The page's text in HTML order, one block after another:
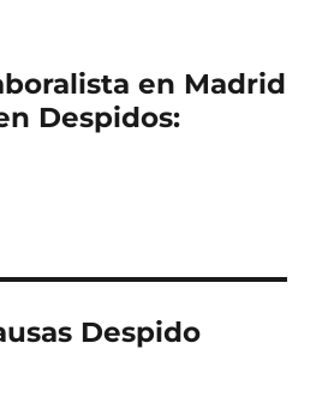
en Madrid
Despidos:
Despido